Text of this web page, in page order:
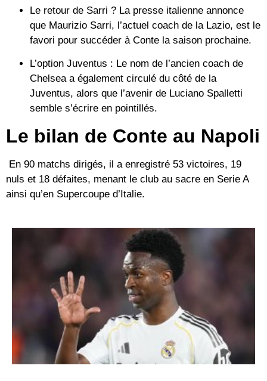
Le retour de Sarri ? La presse italienne annonce
que Maurizio Sarri, l’actuel coach de la Lazio, est le
favori pour succéder à Conte la saison prochaine.
L’option Juventus : Le nom de l’ancien coach de
Chelsea a également circulé du côté de la
Juventus, alors que l’avenir de Luciano Spalletti
semble s’écrire en pointillés.
Le bilan de Conte au Napoli
En 90 matchs dirigés, il a enregistré 53 victoires, 19
nuls et 18 défaites, menant le club au sacre en Serie A
ainsi qu’en Supercoupe d’Italie.